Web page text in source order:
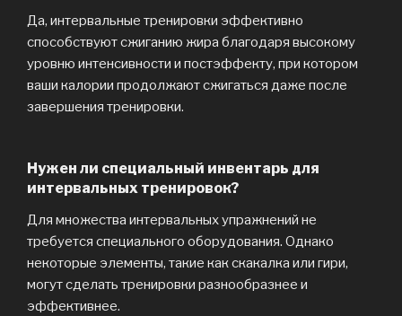
Да, интервальные тренировки эффективно
способствуют сжиганию жира благодаря высокому
уровню интенсивности и постэффекту, при котором
ваши калории продолжают сжигаться даже после
завершения тренировки.
Нужен ли специальный инвентарь для
интервальных тренировок?
Для множества интервальных упражнений не
требуется специального оборудования. Однако
некоторые элементы, такие как скакалка или гири,
могут сделать тренировки разнообразнее и
эффективнее.